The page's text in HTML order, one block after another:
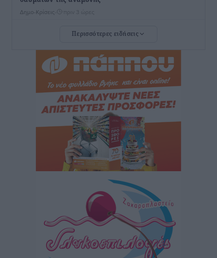
Δημο-Κρίσεις πριν 3 ώρες
ΣΕΤΕ: Σημαντική θεσμική εξέλιξη η ΚΥΑ για το ΕΧΠ
για τον τουρισμό
• πριν 3 ώρες
Γ. Χατζημάρκος: “Δύο μεγάλες δεσμεύσεις
Γεωργιάδη” – Κίνητρα για τους γιατρούς των νησιών
και συνεργασία Ρόδου με το Αττικόν για το
Ακτινοθεραπευτικό
πριν 4 ώρες
Σούπερ μάρκετ: Διευρύνεται η εθνική πρωτοβουλία
για τις τιμές – Eρχονται νέες συμμετοχές εταιρειών
Συνελήφθησαν έξι άτομα για ηχορύπανση από
καταστήματα στο Νότιο Αιγαίο
Τοπικές Ειδήσεις• πριν 4 ώρες
Περισσότερες ειδήσεις